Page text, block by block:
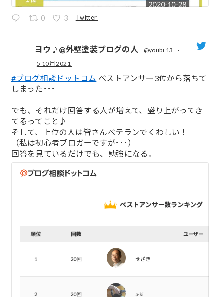
0 3 Twitter
ヨウ♪@外壁塗装ブログの人 @youbu13
·
5 10月 2021
#ブログ相談ドットコム ベストアンサー3位から落ちて
しまった･･･
でも、それだけ回答する人が増えて、盛り上がってき
てるってこと♪
そして、上位の人は皆さんベテランでくわしい！
（私は初心者ブロガーですが･･･）
回答を見ているだけでも、勉強になる。